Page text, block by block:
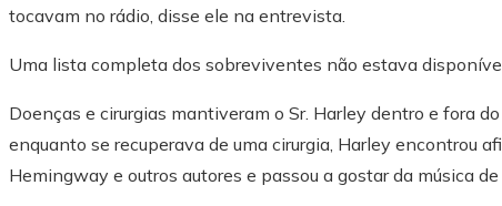
tocavam no rádio, disse ele na entrevista.
Uma lista completa dos sobreviventes não estava
Doenças e cirurgias mantiveram o Sr. Harley dentro e fora
enquanto se recuperava de uma cirurgia, Harley encontrou
Hemingway e outros autores e passou a gostar da música